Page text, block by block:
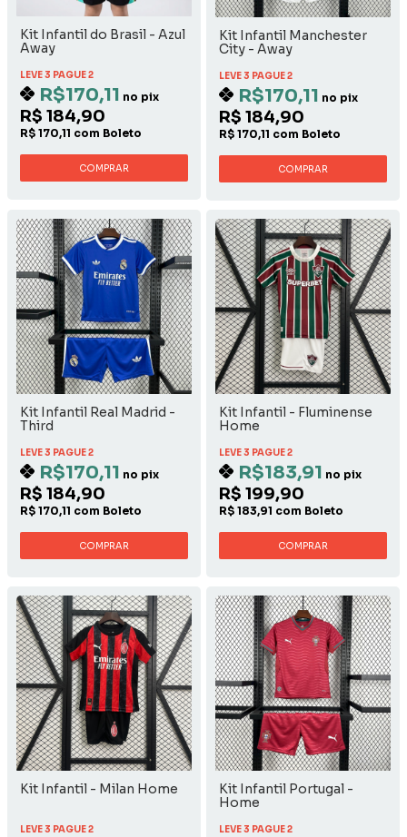
Kit Infantil do Brasil - Azul
Away
LEVE 3 PAGUE 2
R$170,11 no pix
R$ 184,90
R$ 170,11 com Boleto
COMPRAR
Kit Infantil Manchester
City - Away
LEVE 3 PAGUE 2
R$170,11 no pix
R$ 184,90
R$ 170,11 com Boleto
COMPRAR
Kit Infantil Real Madrid -
Third
LEVE 3 PAGUE 2
R$170,11 no pix
R$ 184,90
R$ 170,11 com Boleto
COMPRAR
Kit Infantil - Fluminense
Home
LEVE 3 PAGUE 2
R$183,91 no pix
R$ 199,90
R$ 183,91 com Boleto
COMPRAR
Kit Infantil - Milan Home
LEVE 3 PAGUE 2
Kit Infantil Portugal -
Home
LEVE 3 PAGUE 2